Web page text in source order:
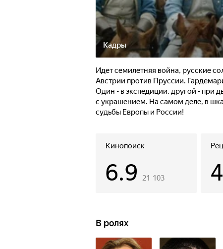
Кадры
Идет семилетняя война, русские
Австрии против Пруссии.
Один - в экспедиции, другой - при
с украшением. На самом деле, в
судьбы Европы и России!
Кинопоиск
6.9 21 103 4
В ролях